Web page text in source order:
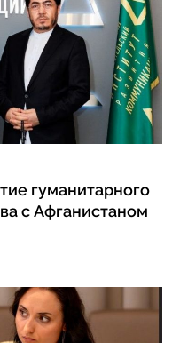
гуманитарного
с Афганистаном